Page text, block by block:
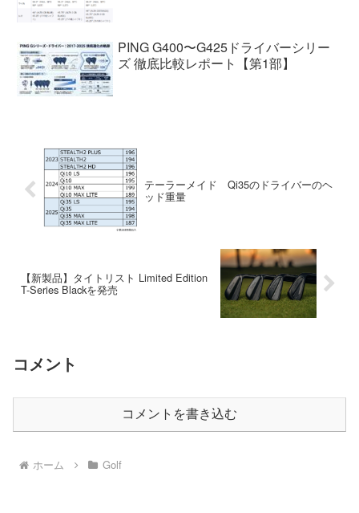
PING G400〜G425ドライバーシリー
ズ 徹底比較レポート【第1部】
テーラーメイド Qi35のドライバーのヘ
ッド重量
【新製品】タイトリスト Limited Edition
T-Series Blackを発売
コメント
コメントを書き込む
ホーム Golf